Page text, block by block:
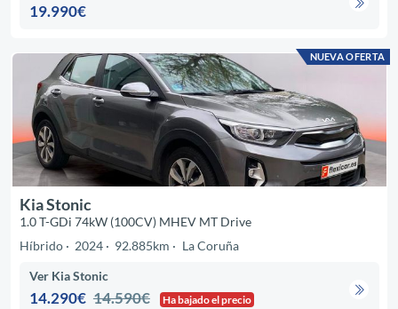
19.990€
NUEVA OFERTA
Kia Stonic
1.0 T-GDi 74kW (100CV) MHEV MT Drive
Híbrido
2024 92.885km La Coruña
Ver Kia Stonic
14.290€ 14.590€ Ha bajado el precio